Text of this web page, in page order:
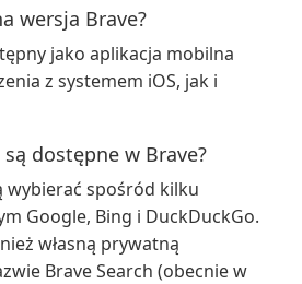
wersja Brave?
jako aplikacja mobilna
z systemem iOS, jak i
dostępne w Brave?
wybierać spośród kilku
Google, Bing i DuckDuckGo.
własną prywatną
Brave Search (obecnie w